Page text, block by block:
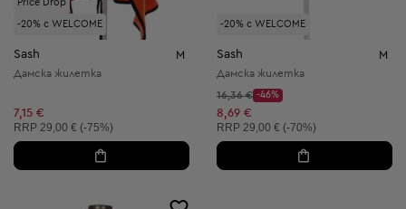
Price Drop
-20% с WELCOME
Sash M
Дамска жилетка
7,15 €
Препоръчителна цена:
RRP 29,00 € (-75%)
-20% с WELCOME
Sash M
Дамска жилетка
Начална цена:
16,36 €
Discount Price:
-46%
Намалена цена:
8,69 €
Препоръчителна цена:
RRP 29,00 € (-70%)